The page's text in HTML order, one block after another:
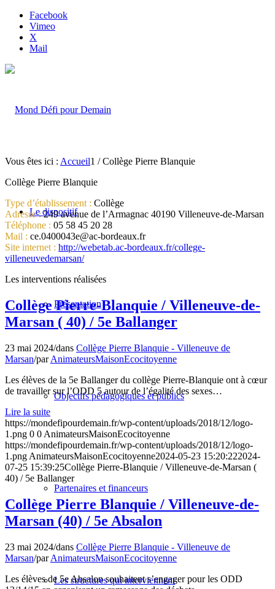
Facebook
Vimeo
X
Mail
Le dispositif
Présentation
Objectifs pédagogiques et publics
Partenaires et financeurs
Les structures qui interviennent
Vous êtes ici : Accueil1 / Collège Pierre Blanquie
Collège Pierre Blanquie
Type d’établissement : Collège
Adresse : 249 avenue de l’Armagnac 40190 Villeneuve-de-Marsan
Téléphone : 05 58 45 20 28
Mail : ce.0400043e@ac-bordeaux.fr
Site internet : http://webetab.ac-bordeaux.fr/college-
villeneuvedemarsan/
Les interventions réalisées
Collège Pierre-Blanquie / Villeneuve-de-
Marsan ( 40) / 5e Ballanger
23 mai 2024/dans Collège Pierre Blanquie - Villeneuve de
Marsan/parAnimateursMaisonEcocitoyenne
Les élèves de la 5e Ballanger du collège Pierre-Blanquie ont à cœur
de travailler sur l’ODD 5 autour de l’égalité des sexes…
Lire la suite
https://mondefipourdemain.fr/wp-content/uploads/2018/12/logo-
1.png 0 0 AnimateursMaisonEcocitoyenne
https://mondefipourdemain.fr/wp-content/uploads/2018/12/logo-
1.png AnimateursMaisonEcocitoyenne2024-05-23 15:20:222024-
07-25 15:39:25Collège Pierre-Blanquie / Villeneuve-de-Marsan (
40) / 5e Ballanger
Collège Pierre Blanquie / Villeneuve-de-
Marsan (40) / 5e Absalon
23 mai 2024/dans Collège Pierre Blanquie - Villeneuve de
Marsan/parAnimateursMaisonEcocitoyenne
Les élèves de 5e Absalon souhaitent s’engager pour les ODD